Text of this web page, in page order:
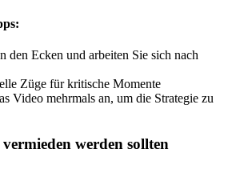
den Ecken und arbeiten Sie sich nach
Züge für kritische Momente
Video mehrmals an, um die Strategie zu
werden sollten